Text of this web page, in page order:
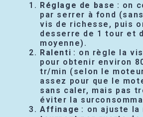
Réglage de base : on
par serrer à fond
vis de richesse, puis
desserre de 1 tour et
moyenne).
Ralenti : on règle la
pour obtenir environ
tr/min (selon le
assez pour que le
sans caler, mais pas
éviter la
Affinage : on ajuste la